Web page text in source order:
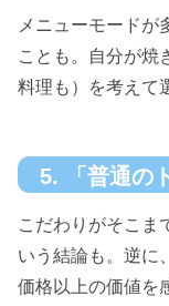
メニューモードが
ことも。自分が焼
料理も）を考えて
5. 「普通の
こだわりがそこま
いう結論も。逆に
価格以上の価値を